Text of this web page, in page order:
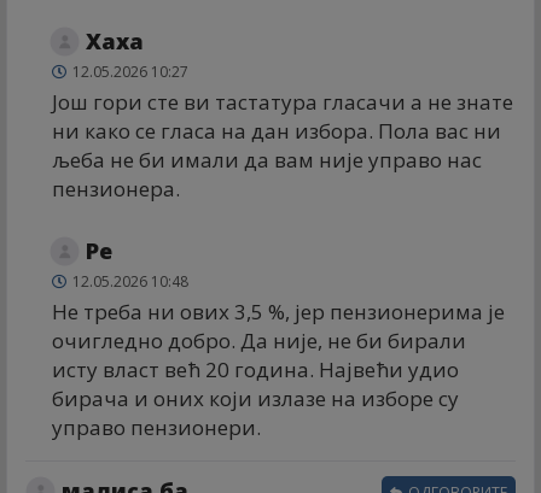
Хаха
12.05.2026 10:27
Још гори сте ви тастатура гласачи а не знате
ни како се гласа на дан избора. Пола вас ни
љеба не би имали да вам није управо нас
пензионера.
Ре
12.05.2026 10:48
Не треба ни ових 3,5 %, јер пензионерима је
очигледно добро. Да није, не би бирали
исту власт већ 20 година. Највећи удио
бирача и оних који излазе на изборе су
управо пензионери.